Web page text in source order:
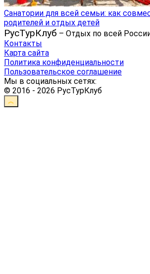
Санатории для всей семьи: как
родителей и отдых детей
РусТурКлуб – Отдых по всей
Контакты
Карта сайта
Политика конфиденциальности
Пользовательское соглашение
Мы в социальных сетях:
© 2016 - 2026 РусТурКлуб